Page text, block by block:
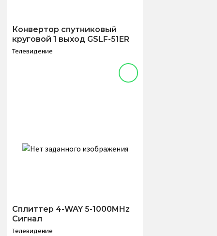
Конвертор спутниковый
круговой 1 выход GSLF-51ER
Телевидение
Сплиттер 4-WAY 5-1000MHz
Сигнал
Телевидение